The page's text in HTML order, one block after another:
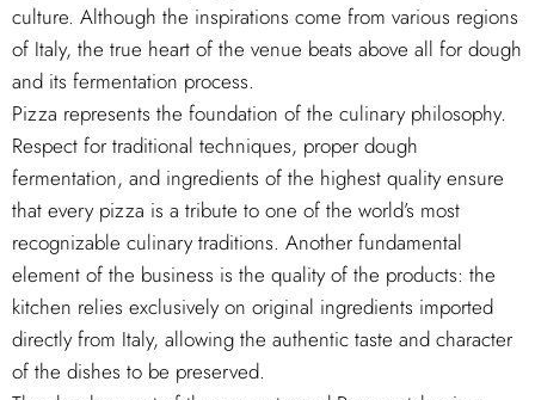
culture. Although the inspirations come from various regions
of Italy, the true heart of the venue beats above all for dough
and its fermentation process.
Pizza represents the foundation of the culinary philosophy.
Respect for traditional techniques, proper dough
fermentation, and ingredients of the highest quality ensure
that every pizza is a tribute to one of the world’s most
recognizable culinary traditions. Another fundamental
element of the business is the quality of the products: the
kitchen relies exclusively on original ingredients imported
directly from Italy, allowing the authentic taste and character
of the dishes to be preserved.